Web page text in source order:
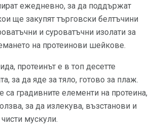
ежедневно, за да поддържат
ще закупят търговски белтъчини
и суроватъчни изолати за
на протеинови шейкове.
протеинът е в топ десетте
за да яде за тяло, готово за плаж.
са градивните елементи на протеина,
за да излекува, възстанови и
мускули.